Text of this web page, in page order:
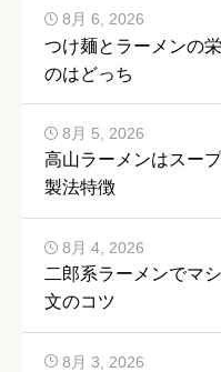
つけ麺とラーメンの
のはどっち
8月 6, 2026
高山ラーメンはスー
製法特徴
8月 5, 2026
二郎系ラーメンでマ
文のコツ
8月 4, 2026
8月 3, 2026